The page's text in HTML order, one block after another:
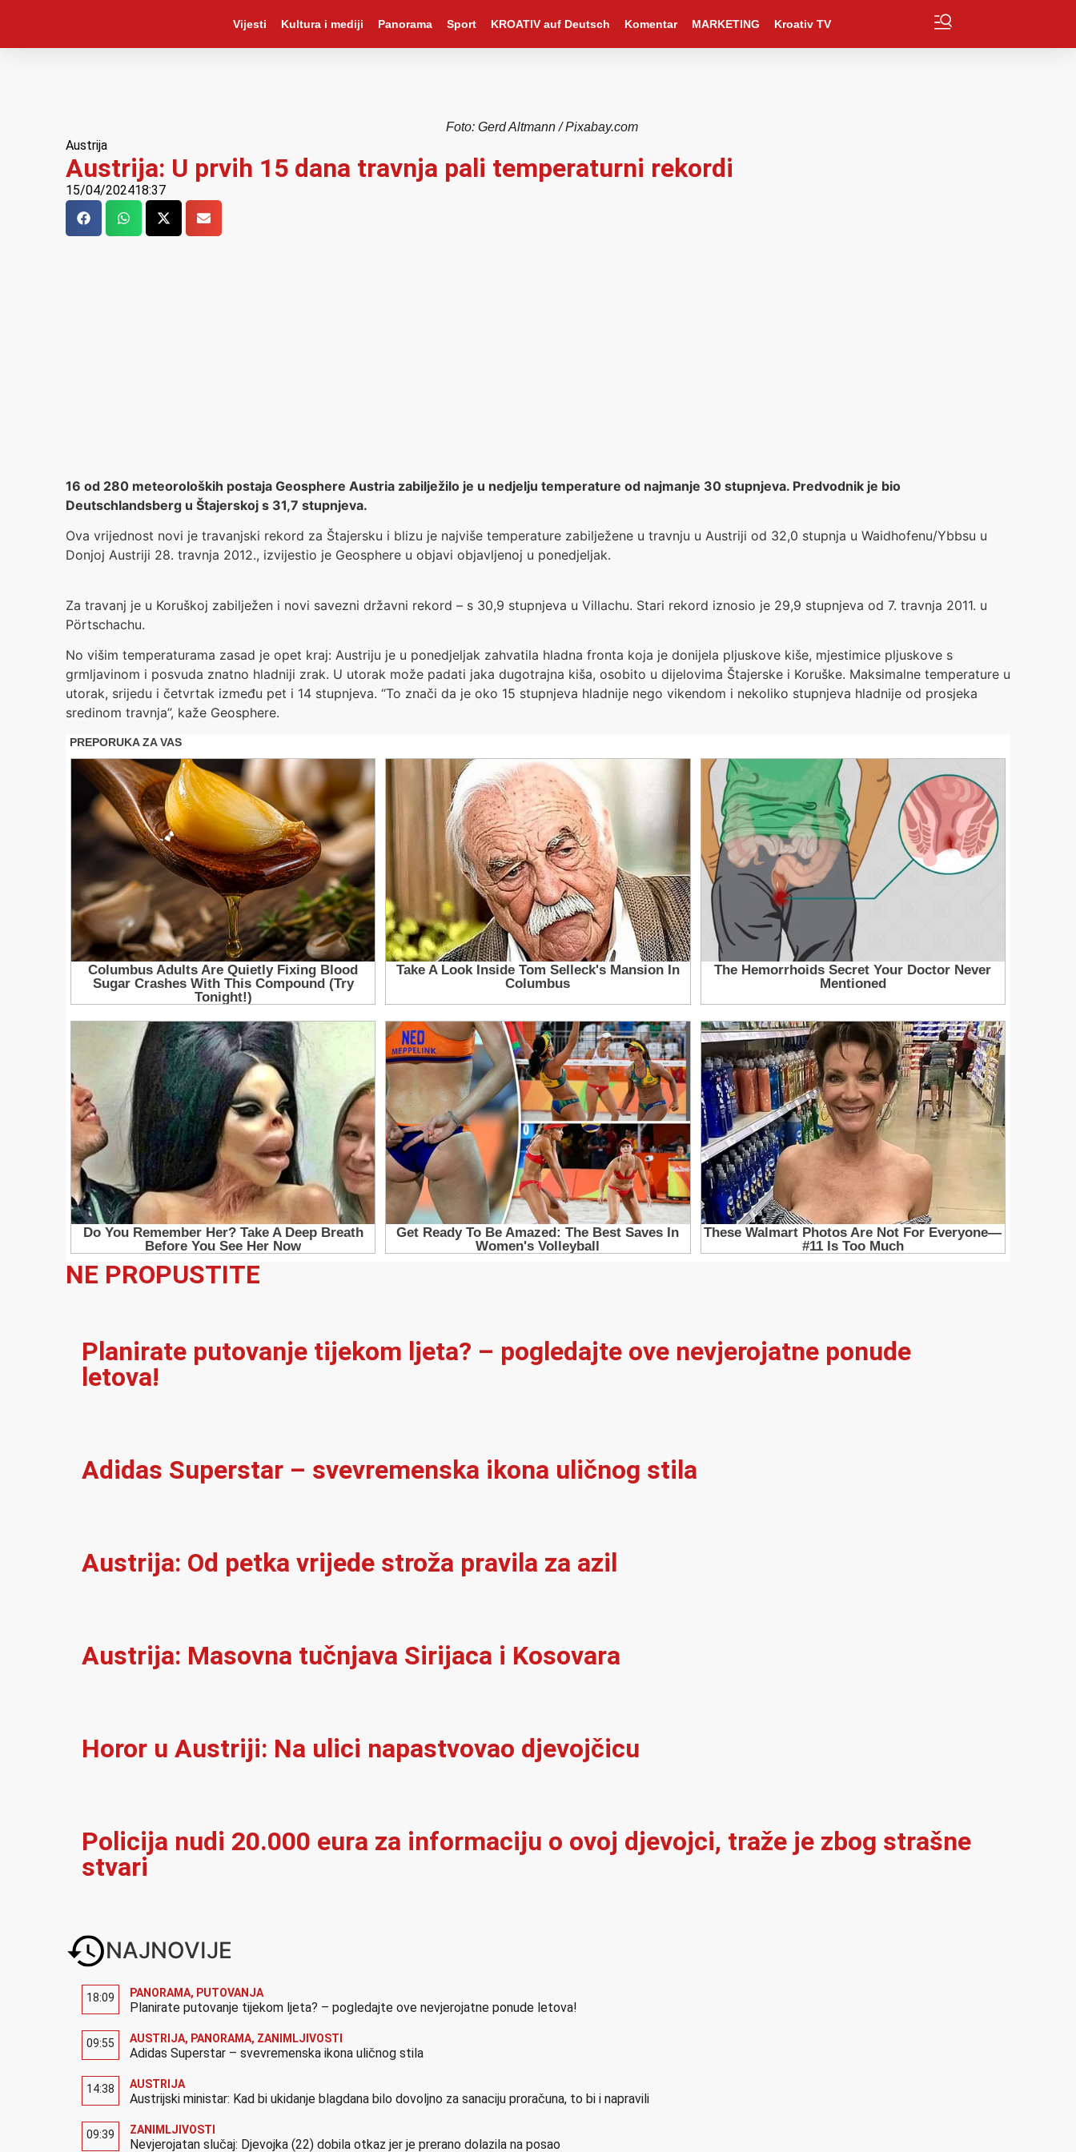
Vijesti Kultura i mediji Panorama Sport KROATIV auf Deutsch Komentar MARKETING Kroativ TV
Foto: Gerd Altmann / Pixabay.com
Austrija
Austrija: U prvih 15 dana travnja pali temperaturni rekordi
15/04/202418:37
16 od 280 meteoroloških postaja Geosphere Austria zabilježilo je u nedjelju temperature od najmanje 30 stupnjeva. Predvodnik je bio
Deutschlandsberg u Štajerskoj s 31,7 stupnjeva.
Ova vrijednost novi je travanjski rekord za Štajersku i blizu je najviše temperature zabilježene u travnju u Austriji od 32,0 stupnja u Waidhofenu/Ybbsu u
Donjoj Austriji 28. travnja 2012., izvijestio je Geosphere u objavi objavljenoj u ponedjeljak.
Za travanj je u Koruškoj zabilježen i novi savezni državni rekord – s 30,9 stupnjeva u Villachu. Stari rekord iznosio je 29,9 stupnjeva od 7. travnja 2011. u
Pörtschachu.
No višim temperaturama zasad je opet kraj: Austriju je u ponedjeljak zahvatila hladna fronta koja je donijela pljuskove kiše, mjestimice pljuskove s
grmljavinom i posvuda znatno hladniji zrak. U utorak može padati jaka dugotrajna kiša, osobito u dijelovima Štajerske i Koruške. Maksimalne temperature u
utorak, srijedu i četvrtak između pet i 14 stupnjeva. “To znači da je oko 15 stupnjeva hladnije nego vikendom i nekoliko stupnjeva hladnije od prosjeka
sredinom travnja”, kaže Geosphere.
NE PROPUSTITE
Planirate putovanje tijekom ljeta? – pogledajte ove nevjerojatne ponude
letova!
Adidas Superstar – svevremenska ikona uličnog stila
Austrija: Od petka vrijede stroža pravila za azil
Austrija: Masovna tučnjava Sirijaca i Kosovara
Horor u Austriji: Na ulici napastvovao djevojčicu
Policija nudi 20.000 eura za informaciju o ovoj djevojci, traže je zbog strašne
stvari
NAJNOVIJE
18:09 PANORAMA, PUTOVANJA
Planirate putovanje tijekom ljeta? – pogledajte ove nevjerojatne ponude letova!
09:55 AUSTRIJA, PANORAMA, ZANIMLJIVOSTI
Adidas Superstar – svevremenska ikona uličnog stila
14:38 AUSTRIJA
Austrijski ministar: Kad bi ukidanje blagdana bilo dovoljno za sanaciju proračuna, to bi i napravili
09:39 ZANIMLJIVOSTI
Nevjerojatan slučaj: Djevojka (22) dobila otkaz jer je prerano dolazila na posao